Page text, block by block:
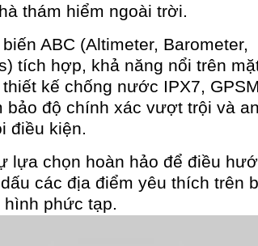
thám hiểm ngoài trời.
ABC (Altimeter, Barometer,
tích hợp, khả năng nổi trên
kế chống nước IPX7,
bảo độ chính xác vượt trội và
điều kiện.
lựa chọn hoàn hảo để điều
các địa điểm yêu thích trên
hình phức tạp.